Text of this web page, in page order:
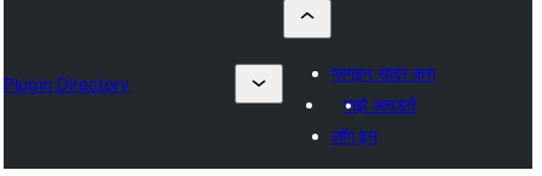
Plugin Directory
प्लगइन सादर करा
माझे आवडते
लॉग इन